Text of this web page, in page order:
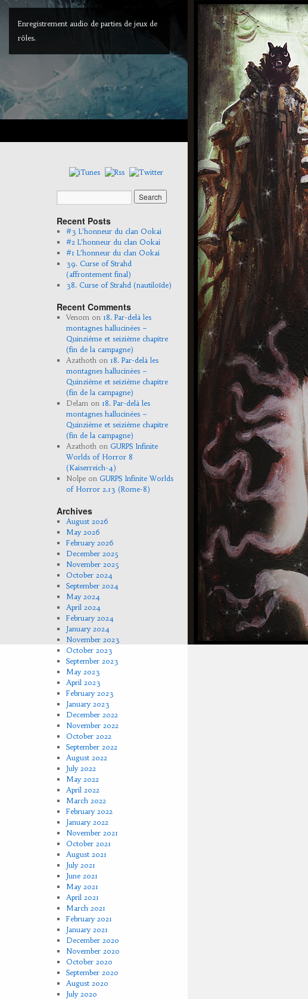
Enregistrement audio de parties de jeux de
rôles.
Recent Posts
#3 L’honneur du clan Ookai
#2 L’honneur du clan Ookai
#1 L’honneur du clan Ookai
39. Curse of Strahd
(affrontement final)
38. Curse of Strahd (nautiloïde)
Recent Comments
Venomon 18. Par-delà les
montagnes hallucinées –
Quinzième et seizième chapitre
(fin de la campagne)
Azathothon 18. Par-delà les
montagnes hallucinées –
Quinzième et seizième chapitre
(fin de la campagne)
Delamon 18. Par-delà les
montagnes hallucinées –
Quinzième et seizième chapitre
(fin de la campagne)
Azathothon GURPS Infinite
Worlds of Horror 8
(Kaiserreich-4)
Nolpeon GURPS Infinite Worlds
of Horror 2.13 (Rome-8)
Archives
August 2026
May 2026
February 2026
December 2025
November 2025
October 2024
September 2024
May 2024
April 2024
February 2024
January 2024
November 2023
October 2023
September 2023
May 2023
April 2023
February 2023
January 2023
December 2022
November 2022
October 2022
September 2022
August 2022
July 2022
May 2022
April 2022
March 2022
February 2022
January 2022
November 2021
October 2021
August 2021
July 2021
June 2021
May 2021
April 2021
March 2021
February 2021
January 2021
December 2020
November 2020
October 2020
September 2020
August 2020
July 2020